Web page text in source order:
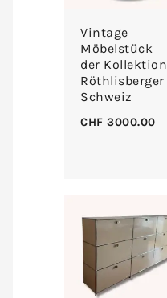
Vintage
Möbelstück
der Kollektion
Röthlisberger
Schweiz
CHF 3000.00